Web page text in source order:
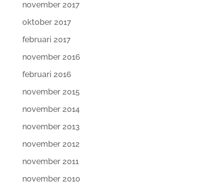
november 2017
oktober 2017
februari 2017
november 2016
februari 2016
november 2015
november 2014
november 2013
november 2012
november 2011
november 2010